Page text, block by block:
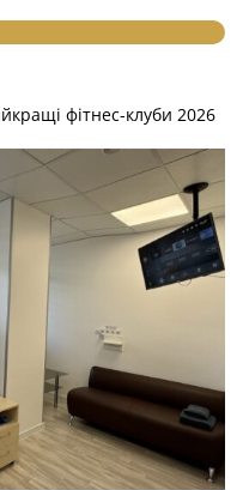
фітнес-клуби 2026